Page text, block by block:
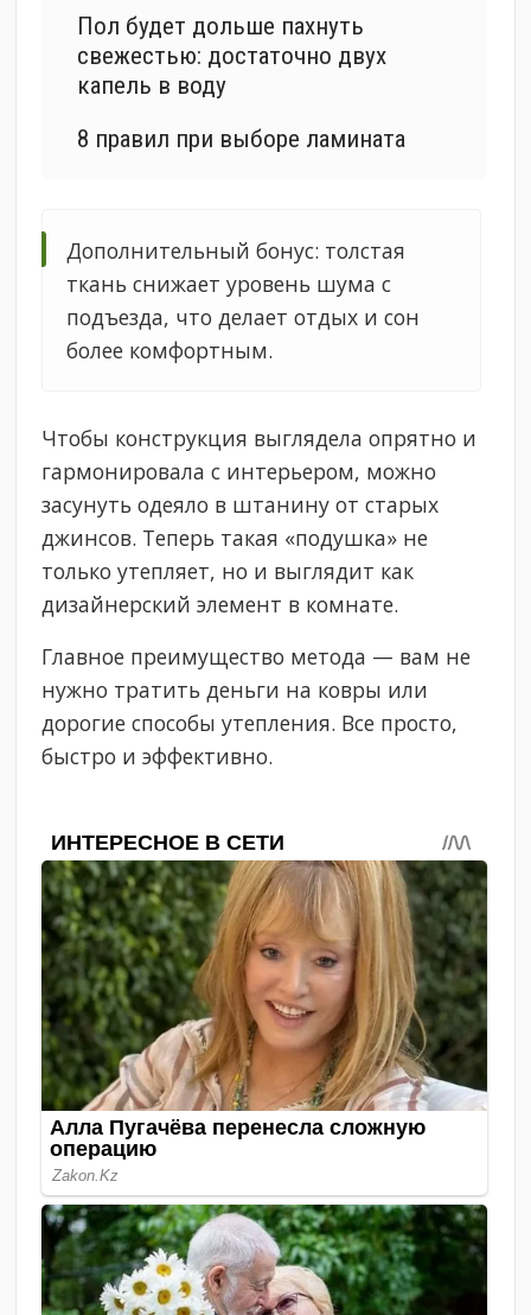
Пол будет дольше пахнуть
свежестью: достаточно двух
капель в воду
8 правил при выборе ламината
Дополнительный бонус: толстая
ткань снижает уровень шума с
подъезда, что делает отдых и сон
более комфортным.
Чтобы конструкция выглядела опрятно и
гармонировала с интерьером, можно
засунуть одеяло в штанину от старых
джинсов. Теперь такая «подушка» не
только утепляет, но и выглядит как
дизайнерский элемент в комнате.
Главное преимущество метода — вам не
нужно тратить деньги на ковры или
дорогие способы утепления. Все просто,
быстро и эффективно.